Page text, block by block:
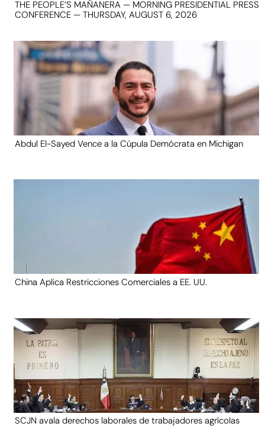
THE PEOPLE’S MAÑANERA — MORNING PRESIDENTIAL PRESS
CONFERENCE — THURSDAY, AUGUST 6, 2026
Abdul El-Sayed Vence a la Cúpula Demócrata en Michigan
China Aplica Restricciones Comerciales a EE. UU.
SCJN avala derechos laborales de trabajadores agrícolas